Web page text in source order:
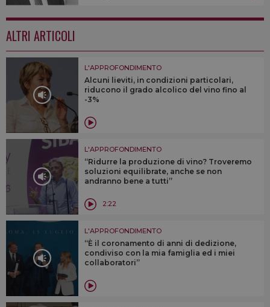
ALTRI ARTICOLI
L'APPROFONDIMENTO
Alcuni lieviti, in condizioni particolari,
riducono il grado alcolico del vino fino al
-3%
L'APPROFONDIMENTO
“Ridurre la produzione di vino? Troveremo
soluzioni equilibrate, anche se non
andranno bene a tutti”
2:22
L'APPROFONDIMENTO
“È il coronamento di anni di dedizione,
condiviso con la mia famiglia ed i miei
collaboratori”